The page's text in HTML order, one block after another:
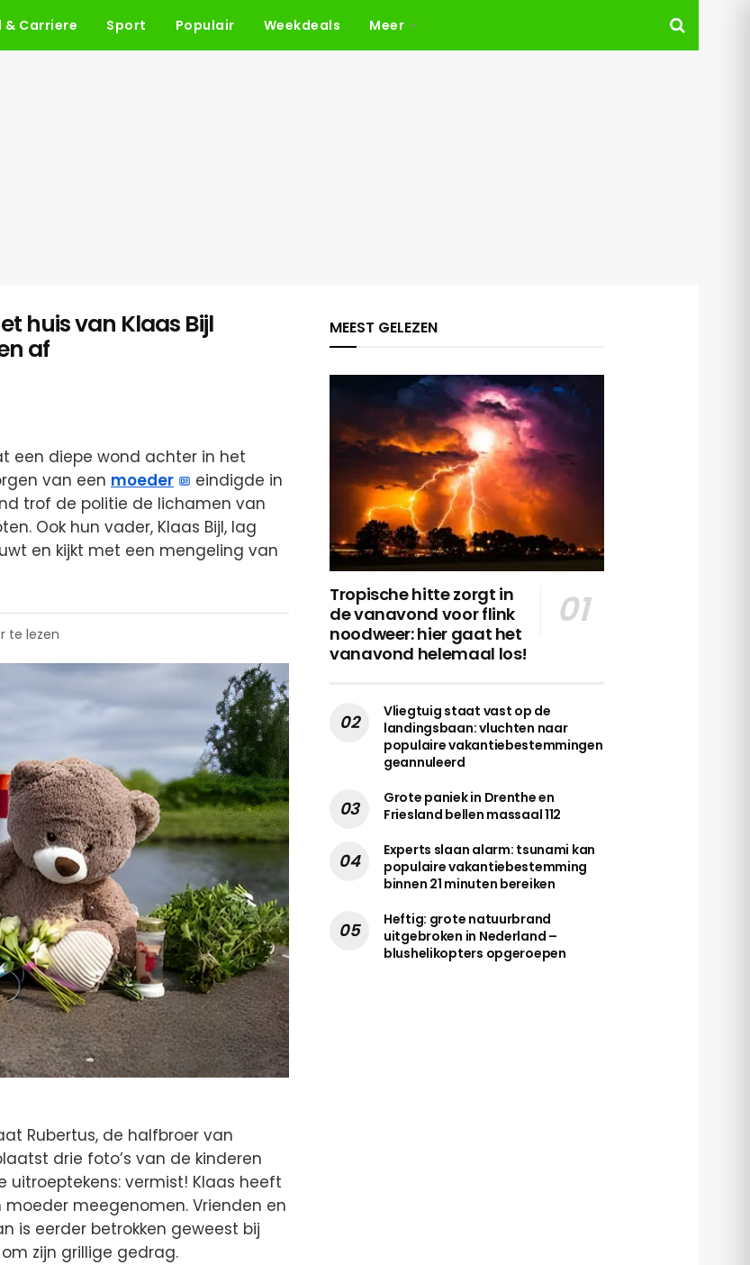
& Carriere Sport Populair Weekdeals Meer
huis van Klaas Bijl
af
een diepe wond achter in het
van een moeder
eindigde in
trof de politie de lichamen van
Ook hun vader, Klaas Bijl, lag
en kijkt met een mengeling van
te lezen
Rubertus, de halfbroer van
drie foto’s van de kinderen
uitroeptekens: vermist! Klaas heeft
meegenomen. Vrienden en
is eerder betrokken geweest bij
zijn grillige gedrag.
MEEST GELEZEN
Tropische hitte zorgt in
de vanavond voor flink
noodweer: hier gaat het
vanavond helemaal los!
Vliegtuig staat vast op de
landingsbaan: vluchten naar
populaire vakantiebestemmingen
geannuleerd
Grote paniek in Drenthe en
Friesland bellen massaal 112
Experts slaan alarm: tsunami kan
populaire vakantiebestemming
binnen 21 minuten bereiken
Heftig: grote natuurbrand
uitgebroken in Nederland –
blushelikopters opgeroepen